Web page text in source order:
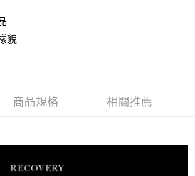
品之後才付款」的支付方式。 讓您購物簡單
訊認證，即可結帳。
貌
商品規格 相關推薦